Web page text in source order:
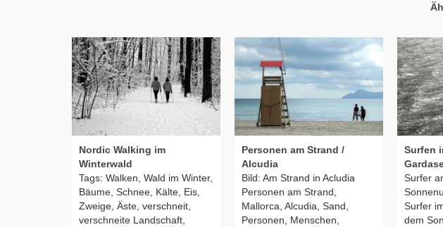
Nordic Walking im
Winterwald
Tags: Walken, Wald im Winter,
Bäume, Schnee, Kälte, Eis,
Zweige, Äste, verschneit,
verschneite Landschaft,
Personen am Strand /
Alcudia
Bild: Am Strand in Acludia
Personen am Strand,
Mallorca, Alcudia, Sand,
Personen, Menschen,
Surfen
Surfer
Surfer
dem